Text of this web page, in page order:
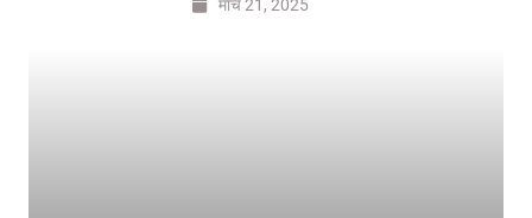
मार्च 21, 2025